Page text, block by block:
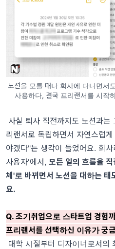
노션을 모를 때나 회사에 다니면서
사용하다, 결국 프리랜서를 시작
사실 퇴사 직전까지도 노션과는
리랜서로 독립하면서 자연스럽
야겠다"는 생각이 들었어요. 회
사용자'에서, 모든 일의 흐름을
체'로 바뀌면서 노션을 대하는 태
요.
Q. 조기취업으로 스타트업 경험
프리랜서를 선택하신 이유가 궁
대학 시절부터 디자이너로서의